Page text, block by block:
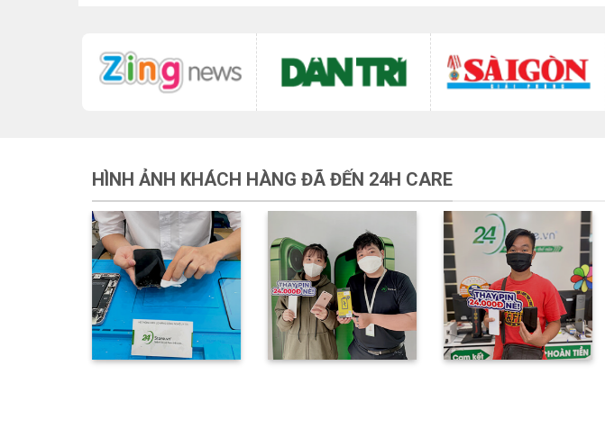
HÌNH ẢNH KHÁCH HÀNG ĐÃ ĐẾN 24H CARE